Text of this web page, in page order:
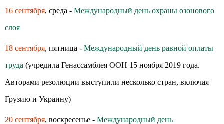
16 сентября, среда - Международный день охраны озонового
слоя
18 сентября, пятница - Международный день равной оплаты
труда (учредила Генассамблея ООН 15 ноября 2019 года.
Авторами резолюции выступили несколько стран, включая
Грузию и Украину)
20 сентября, воскресенье - Международный день